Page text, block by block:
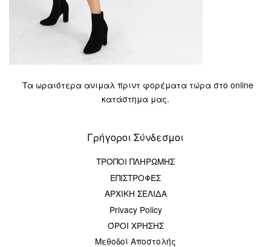
Τα ωραιότερα ανιμαλ πριντ φορέματα τώρα στο online
κατάστημα μας.
Γρήγοροι Σύνδεσμοι
ΤΡΟΠΟΙ ΠΛΗΡΩΜΗΣ
ΕΠΙΣΤΡΟΦΕΣ
ΑΡΧΙΚΗ ΣΕΛΙΔΑ
Privacy Policy
ΌΡΟΙ ΧΡΗΣΗΣ
Μεθοδοί Αποστολής